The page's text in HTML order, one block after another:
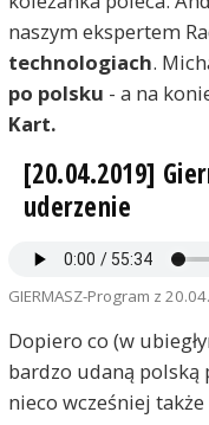
naszym ekspertem
technologiach.
po polsku - a na
Kart.
[20.04.2019]
uderzenie
GIERMASZ-Program z
Dopiero co (w
bardzo udaną polską
nieco wcześniej